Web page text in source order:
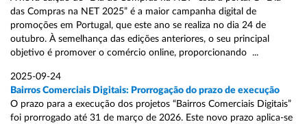
das Compras na NET 2025” é a maior campanha digital de
promoções em Portugal, que este ano se realiza no dia 24 de
outubro. À semelhança das edições anteriores, o seu principal
objetivo é promover o comércio online, proporcionando ...
2025-09-24
Bairros Comerciais Digitais: Prorrogação do prazo de execução
O prazo para a execução dos projetos “Bairros Comerciais Digitais”
foi prorrogado até 31 de março de 2026. Este novo prazo aplica-se